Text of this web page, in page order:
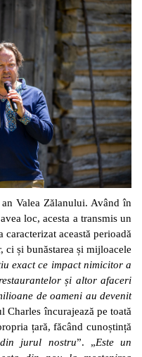
Valea Zălanului. Având în
loc, acesta a transmis un
această perioadă
ci și bunăstarea și mijloacele
exact ce impact nimicitor a
și altor afaceri
de oameni au devenit
Charles încurajează pe toată
țară, făcând cunoștință
jurul nostru”. „Este un